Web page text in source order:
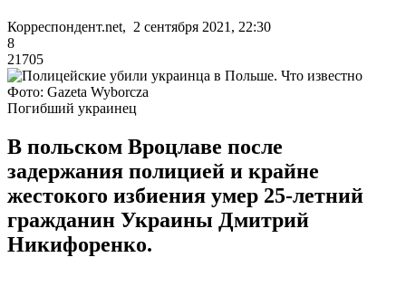
Корреспондент.net, 2 сентября 2021, 22:30
8
21705
Фото: Gazeta Wyborcza
Погибший украинец
В польском Вроцлаве после
задержания полицией и крайне
жестокого избиения умер 25-летний
гражданин Украины Дмитрий
Никифоренко.